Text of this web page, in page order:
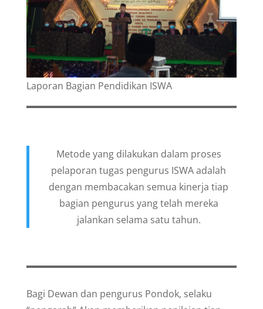
Laporan Bagian Pendidikan ISWA
Metode yang dilakukan dalam proses
pelaporan tugas pengurus ISWA adalah
dengan membacakan semua kinerja tiap
bagian pengurus yang telah mereka
jalankan selama satu tahun.
Bagi Dewan dan pengurus Pondok, selaku